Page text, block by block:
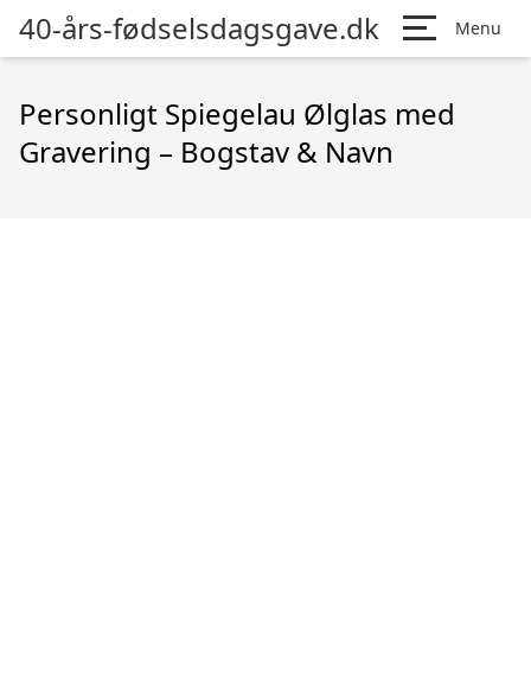
40-års-fødselsdagsgave.dk Menu
Personligt Spiegelau Ølglas med
Gravering – Bogstav & Navn